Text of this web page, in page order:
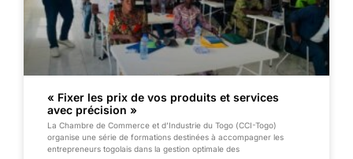
« Fixer les prix de vos produits et services
avec précision »
La Chambre de Commerce et d’Industrie du Togo (CCI-Togo)
organise une série de formations destinées à accompagner les
entrepreneurs togolais dans la gestion optimale des